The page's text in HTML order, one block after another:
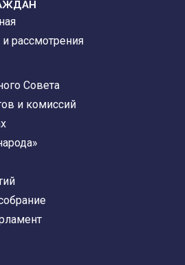
рассмотрения
Совета
и комиссий